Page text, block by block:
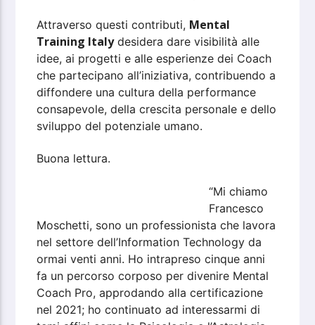
Attraverso questi contributi, Mental
Training Italydesidera dare visibilità alle
idee, ai progetti e alle esperienze dei Coach
che partecipano all’iniziativa, contribuendo a
diffondere una cultura della performance
consapevole, della crescita personale e dello
sviluppo del potenziale umano.
Buona lettura.
“Mi chiamo
Francesco
Moschetti, sono un professionista che lavora
nel settore dell’Information Technology da
ormai venti anni. Ho intrapreso cinque anni
fa un percorso corposo per divenire Mental
Coach Pro, approdando alla certificazione
nel 2021; ho continuato ad interessarmi di